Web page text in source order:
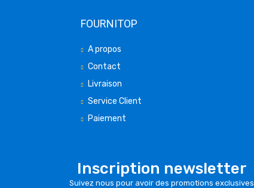
FOURNITOP
A propos
Contact
Livraison
Service Client
Paiement
Inscription newsletter
Suivez nous pour avoir des promotions exclusives